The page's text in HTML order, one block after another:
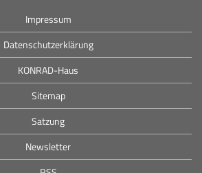
Impressum
Datenschutzerklärung
KONRAD-Haus
Sitemap
Satzung
Newsletter